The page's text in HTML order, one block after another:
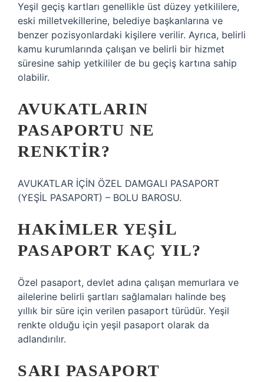
Yeşil geçiş kartları genellikle üst düzey yetkililere,
eski milletvekillerine, belediye başkanlarına ve
benzer pozisyonlardaki kişilere verilir. Ayrıca, belirli
kamu kurumlarında çalışan ve belirli bir hizmet
süresine sahip yetkililer de bu geçiş kartına sahip
olabilir.
AVUKATLARIN
PASAPORTU NE
RENKTIR?
AVUKATLAR İÇİN ÖZEL DAMGALI PASAPORT
(YEŞİL PASAPORT) – BOLU BAROSU.
HAKIMLER YEŞIL
PASAPORT KAÇ YIL?
Özel pasaport, devlet adına çalışan memurlara ve
ailelerine belirli şartları sağlamaları halinde beş
yıllık bir süre için verilen pasaport türüdür. Yeşil
renkte olduğu için yeşil pasaport olarak da
adlandırılır.
SARI PASAPORT